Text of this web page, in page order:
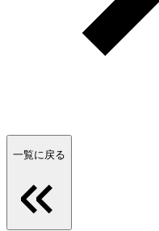
一覧に戻る